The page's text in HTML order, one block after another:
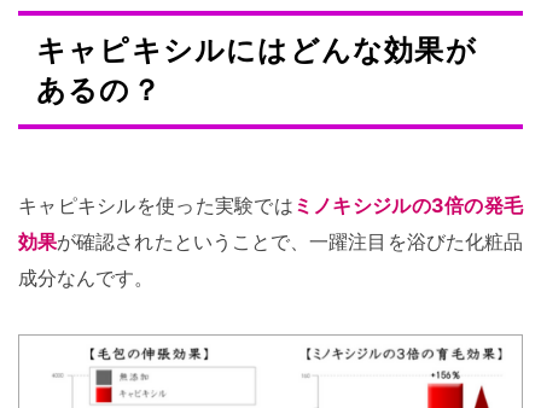
キャピキシルにはどんな効果が
あるの？
キャピキシルを使った実験では ミノキシジルの3倍の発毛
効果が確認されたということで、一躍注目を浴びた化粧品
成分なんです。